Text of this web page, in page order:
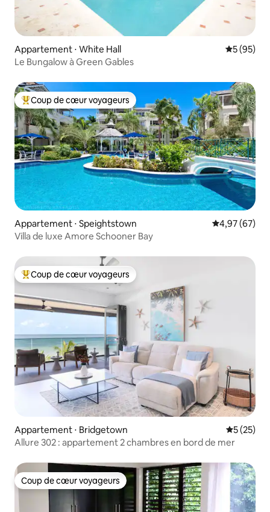
Appartement ⋅ White Hall
5 (95)
Le Bungalow à Green Gables
Coups de cœur voyageurs les plus appréciés
Coup de cœur voyageurs
Appartement ⋅ Speightstown Évaluation
4,97 (67)
Villa de luxe Amore Schooner Bay
Coups de cœur voyageurs les plus appréciés
Coup de cœur voyageurs
Appartement ⋅ Bridgetown
5 (25)
Allure 302 : appartement 2 chambres en bord de mer
Coup de cœur voyageurs
Coup de cœur voyageurs